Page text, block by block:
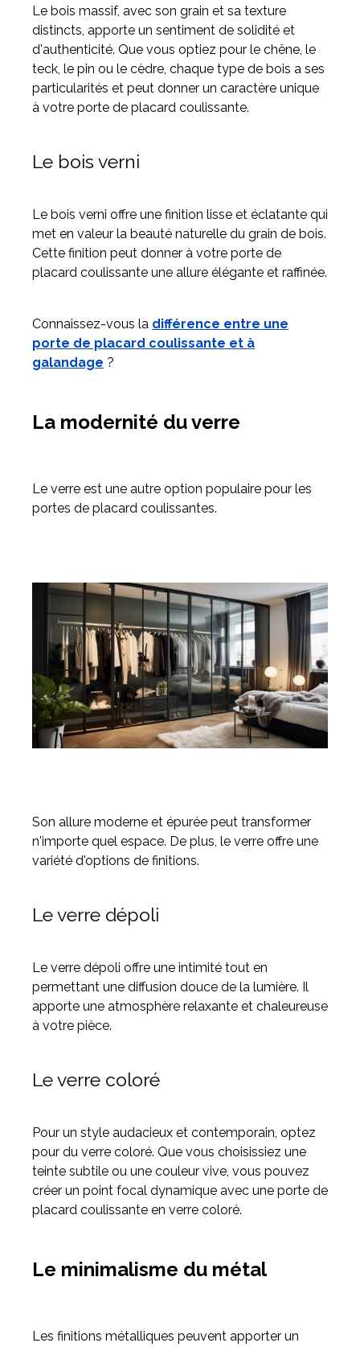
Le bois massif, avec son grain et sa texture
distincts, apporte un sentiment de solidité et
d'authenticité. Que vous optiez pour le chêne, le
teck, le pin ou le cèdre, chaque type de bois a ses
particularités et peut donner un caractère unique
à votre porte de placard coulissante.
Le bois verni
Le bois verni offre une finition lisse et éclatante qui
met en valeur la beauté naturelle du grain de bois.
Cette finition peut donner à votre porte de
placard coulissante une allure élégante et raffinée.
Connaissez-vous la différence entre une
porte de placard coulissante et à
galandage ?
La modernité du verre
Le verre est une autre option populaire pour les
portes de placard coulissantes.
Son allure moderne et épurée peut transformer
n'importe quel espace. De plus, le verre offre une
variété d'options de finitions.
Le verre dépoli
Le verre dépoli offre une intimité tout en
permettant une diffusion douce de la lumière. Il
apporte une atmosphère relaxante et chaleureuse
à votre pièce.
Le verre coloré
Pour un style audacieux et contemporain, optez
pour du verre coloré. Que vous choisissiez une
teinte subtile ou une couleur vive, vous pouvez
créer un point focal dynamique avec une porte de
placard coulissante en verre coloré.
Le minimalisme du métal
Les finitions métalliques peuvent apporter un